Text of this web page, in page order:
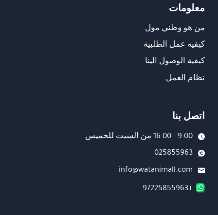
معلومات
من هو وطني مول
كيفية عمل الطلبية
كيفية الوصول الينا
نظام العمل
اتصل بنا
9:00 - 16:00 من السبت للخميس
025855963
info@watanimall.com
+97225855963